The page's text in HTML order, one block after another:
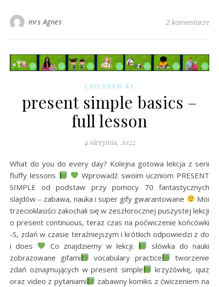
mrs Agnes 2 komentarze
CHILDREN A1
present simple basics –
full lesson
4 sierpnia, 2022
What do you do every day? Kolejna gotowa lekcja z serii
fluffy lessons
Wprowadź swoim uczniom PRESENT
SIMPLE od podstaw przy pomocy 70 fantastycznych
slajdów – zabawa, nauka i super gify gwarantowane
Moi
trzecioklasiści zakochali się w zeszłorocznej puszystej lekcji
o present continuous, teraz czas na poćwiczenie końcówki
-S, zdań w czasie teraźniejszym i krótkich odpowiedzi z do
i does
Co znajdziemy w lekcji:
słówka do nauki
zobrazowane gifami
vocabulary practice
tworzenie
zdań oznajmujących w present simple
krzyżówkę, quiz
oraz video z pytaniami
zabawny komiks z ćwiczeniem na